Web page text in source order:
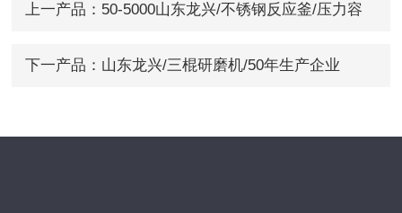
上一产品： 50-5000山东龙兴/不锈钢反应釜/压力容
下一产品： 山东龙兴/三棍研磨机/50年生产企业